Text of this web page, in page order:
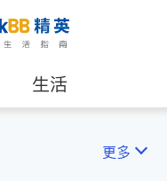
生活
更多